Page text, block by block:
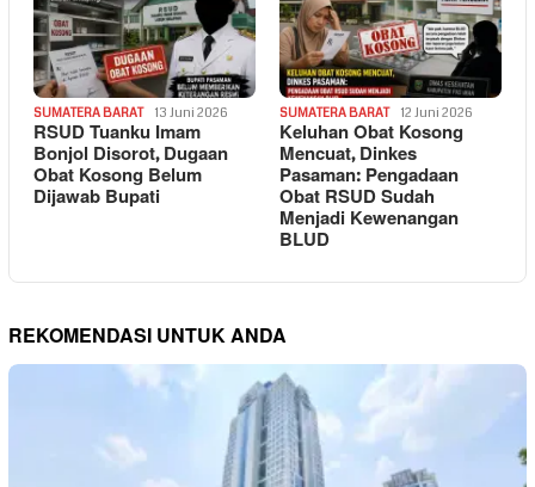
SUMATERA BARAT 13 Juni 2026
RSUD Tuanku Imam
Bonjol Disorot, Dugaan
Obat Kosong Belum
Dijawab Bupati
SUMATERA BARAT 12 Juni 2026
Keluhan Obat Kosong
Mencuat, Dinkes
Pasaman: Pengadaan
Obat RSUD Sudah
Menjadi Kewenangan
BLUD
REKOMENDASI UNTUK ANDA